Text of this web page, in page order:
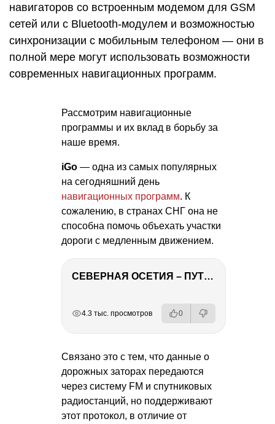
навигаторов со встроенным модемом для GSM
сетей или с Bluetooth-модулем и возможностью
синхронизации с мобильным телефоном — они в
полной мере могут использовать возможности
современных навигационных программ.
Рассмотрим навигационные
программы и их вклад в борьбу за
наше время.
iGo — одна из самых популярных
на сегодняшний день
навигационных программ. К
сожалению, в странах СНГ она не
способна помочь объехать участки
дороги с медленным движением.
СЕВЕРНАЯ ОСЕТИЯ – ПУТЕШЕСТВИЕ НА КАВКАЗ часть 4
4.3 тыс. просмотров 0
Связано это с тем, что данные о
дорожных заторах передаются
через систему FM и спутниковых
радиостанций, но поддерживают
этот протокол, в отличие от